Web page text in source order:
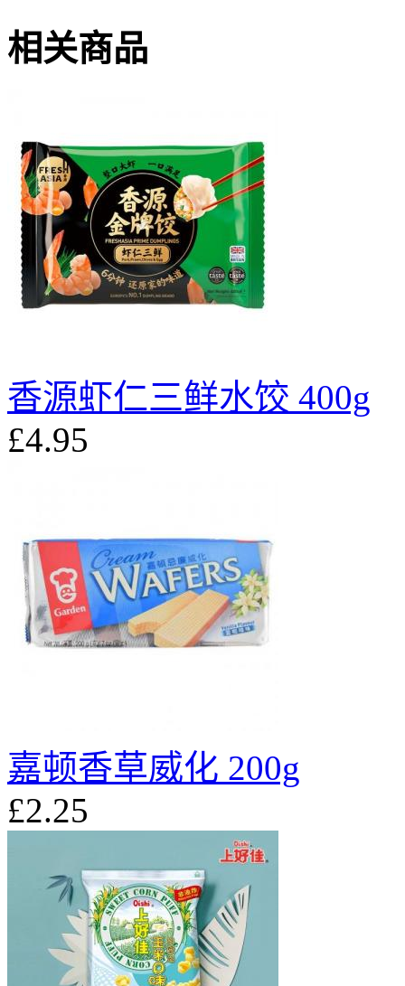
相关商品
香源虾仁三鲜水饺 400g
£4.95
嘉顿香草威化 200g
£2.25